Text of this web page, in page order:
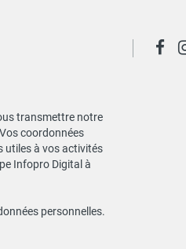
transmettre notre
coordonnées
utiles à vos activités
Infopro Digital à
personnelles.